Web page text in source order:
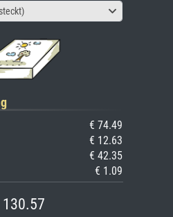
€ 74.49
€ 12.63
€ 42.35
€ 1.09
130.57